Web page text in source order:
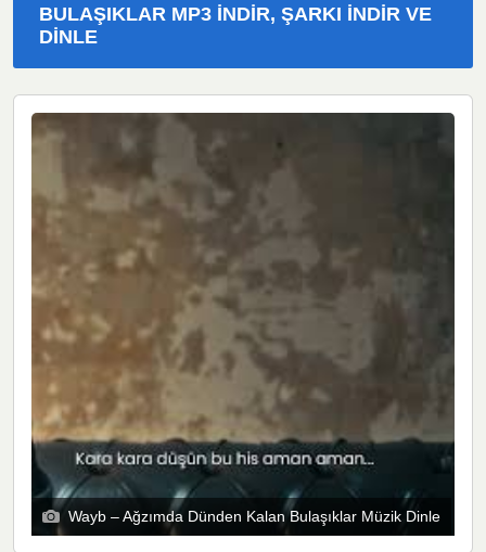
BULAŞIKLAR MP3 İNDIR, ŞARKI İNDIR VE
DINLE
Wayb – Ağzımda Dünden Kalan Bulaşıklar Müzik Dinle